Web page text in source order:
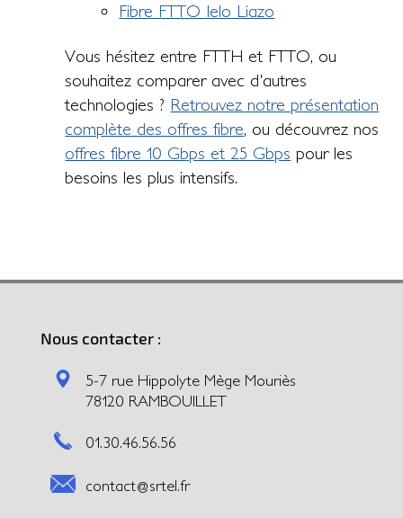
Fibre FTTO Ielo Liazo
Vous hésitez entre FTTH et FTTO, ou
souhaitez comparer avec d'autres
technologies ? Retrouvez notre présentation
complète des offres fibre, ou découvrez nos
offres fibre 10 Gbps et 25 Gbps pour les
besoins les plus intensifs.
Nous contacter :
5-7 rue Hippolyte Mège Mouriès
78120 RAMBOUILLET
01.30.46.56.56
contact@srtel.fr